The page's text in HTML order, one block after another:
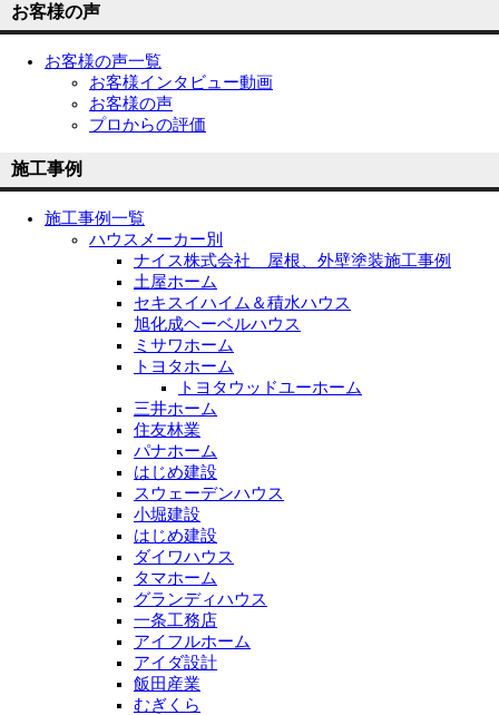
お客様の声
お客様の声一覧
お客様インタビュー動画
お客様の声
プロからの評価
施工事例
施工事例一覧
ハウスメーカー別
ナイス株式会社 屋根、外壁塗装施工事例
土屋ホーム
セキスイハイム＆積水ハウス
旭化成ヘーベルハウス
ミサワホーム
トヨタホーム
トヨタウッドユーホーム
三井ホーム
住友林業
パナホーム
はじめ建設
スウェーデンハウス
小堀建設
はじめ建設
ダイワハウス
タマホーム
グランディハウス
一条工務店
アイフルホーム
アイダ設計
飯田産業
むぎくら